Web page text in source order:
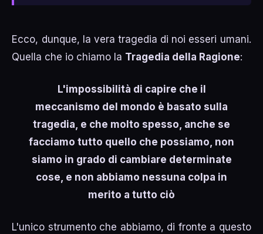
Ecco, dunque, la vera tragedia di noi esseri umani.
Quella che io chiamo la Tragedia della Ragione:
L'impossibilità di capire che il
meccanismo del mondo è basato sulla
tragedia, e che molto spesso, anche se
facciamo tutto quello che possiamo, non
siamo in grado di cambiare determinate
cose, e non abbiamo nessuna colpa in
merito a tutto ciò
L'unico strumento che abbiamo, di fronte a questo